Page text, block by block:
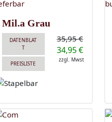
Mil.a Grau
DATENBLAT
T
PREISLISTE
35,95 €
34,95 €
zzgl. Mwst